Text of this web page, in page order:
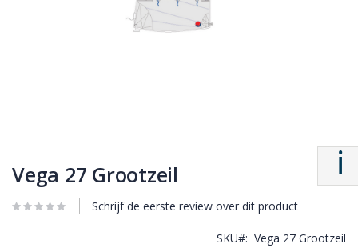
Vega 27 Grootzeil
Schrijf de eerste review over dit product
SKU Vega 27 Grootzeil